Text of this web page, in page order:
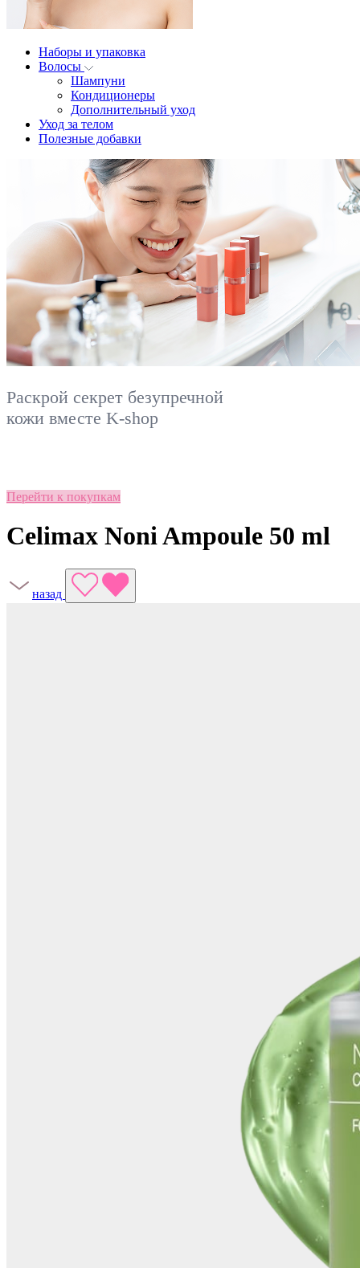
Наборы и упаковка
Волосы
Шампуни
Кондиционеры
Дополнительный уход
Уход за телом
Полезные добавки
Раскрой секрет безупречной
кожи вместе K-shop
Перейти к покупкам
Celimax Noni Ampoule 50 ml
назад